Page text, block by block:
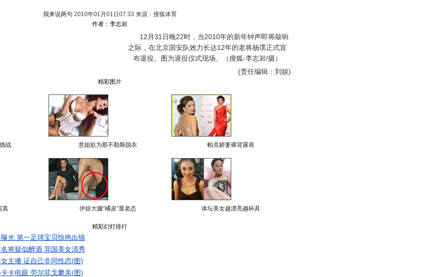
我来说两句 2010年01月01日07:33 来源：搜狐体育
作者：李志岩
12月31日晚22时，当2010年的新年钟声即将敲响
之际，在北京国安队效力长达12年的老将杨璞正式宣
布退役。图为退役仪式现场。（搜狐-李志岩/摄）
(责任编辑：刘娱)
精彩图片
战 意姐欲为那不勒斯脱衣 帕克娇妻裸背露肩
真 伊娃大腿“橘皮”显老态 体坛美女越漂亮越杯具
精彩幻灯排行
光 第一足球宝贝惊艳出镜
将疑似醉酒 异国美女清秀
主播 证自己非同性恋(图)
卡电眼 劳尔菲戈攀亲(图)